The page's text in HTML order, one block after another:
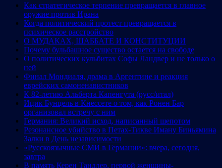
Как стратегическое терпение превращается в главное
оружие против Ирана
Когда политический протест превращается в
психическое расстройство
О МУДАКАХ, ШАББАТЕ И КОНСТИТУЦИИ
Почему бульбашное существо остается на свободе
О политических кульбитах Софы Ландвер и не только о
ней
Финал Мондиаля, драма в Аргентине и реакция
еврейских самоненавистников
К 82-летию Альберта Капенгута (русс/итал)
Ицик Бунцель в Кнессете о том, как Ронен Бар
организовал встречу с ним
Германия: Великий исход, написанный шепотом
Резонансное убийство в Петах-Тикве Иману Биньямина
Залки в День независимости
«Русскоязычные СМИ в Германии»: вчера, сегодня,
завтра
В память Керен Тандлер, первой женщины-